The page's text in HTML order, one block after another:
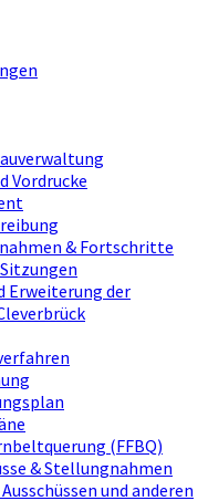
Vordrucke
& Fortschritte
Erweiterung der
(FFBQ)
& Stellungnahmen
und anderen